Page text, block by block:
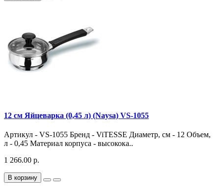
12 см Яйцеварка (0,45 л) (Naysa) VS-1055
Артикул - VS-1055 Бренд - ViTESSE Диаметр, см - 12 Объем,
л - 0,45 Материал корпуса - высокока..
1 266.00 р.
В корзину